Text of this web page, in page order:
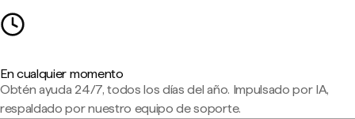
En cualquier momento
Obtén ayuda 24/7, todos los días del año. Impulsado por IA,
respaldado por nuestro equipo de soporte.